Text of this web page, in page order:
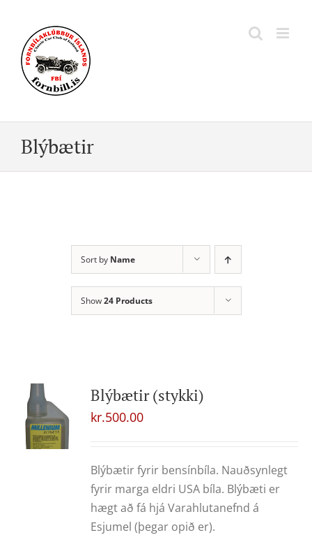
content
Blýbætir
Sort by Name
Show24 Products
Blýbætir (stykki)
kr.500.00
Blýbætir fyrir bensínbíla. Nauðsynlegt
fyrir marga eldri USA bíla. Blýbæti er
hægt að fá hjá Varahlutanefnd á
Esjumel (þegar opið er).